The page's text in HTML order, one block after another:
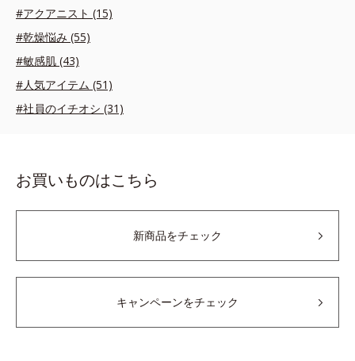
#アクアニスト (15)
#乾燥悩み (55)
#敏感肌 (43)
#人気アイテム (51)
#社員のイチオシ (31)
お買いものはこちら
新商品をチェック
キャンペーンをチェック